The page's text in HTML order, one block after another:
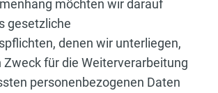
möchten wir darauf
gesetzliche
denen wir unterliegen,
für die Weiterverarbeitung
personenbezogenen Daten